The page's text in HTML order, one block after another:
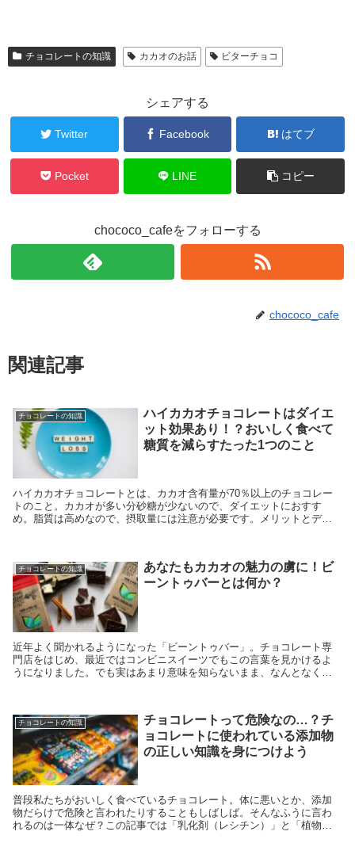
チョコレートの知識 カカオのお話 ビターチョコ
シェアする
Twitter Facebook はてブ
Pocket LINE コピー
chococo_cafeをフォローする
chococo_cafe
関連記事
チョコレートの知識
ハイカカオチョコレートはダイエ
ット効果あり！？おいしく食べて
糖質を減らすたった1つのこと
ハイカカオチョコレートとは、カカオ含有量が70％以上のチョコレー
トのこと。カカオが多い分砂糖が少ないので、ダイエットにおすす
め。脂質は高めなので、摂取量には注意が必要です。メリットとデメ
チョコレートの知識
あなたもカカオの魅力の虜に！ビ
ーントゥバーとは何か？
近年よく聞かれるようになった「ビーントゥバー」。チョコレート専
門店をはじめ、最近ではコンビニスイーツでもこの言葉を見かけるよ
うになりました。でも実はあまり意味を知らないまま、なんとなくイ
チョコレートの知識
チョコレートって危険なの…？チ
ョコレートに使われている添加物
の正しい知識を身につけよう
普段私たちがおいしく食べているチョコレート。体に悪いとか、添加
物だらけで危険と言われたりすることもしばしば。そんなふうに言わ
れるのは一体なぜ？この記事では「乳化剤（レシチン）」と「植物油